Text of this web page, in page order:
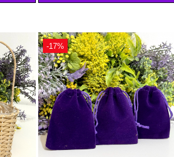
-17%